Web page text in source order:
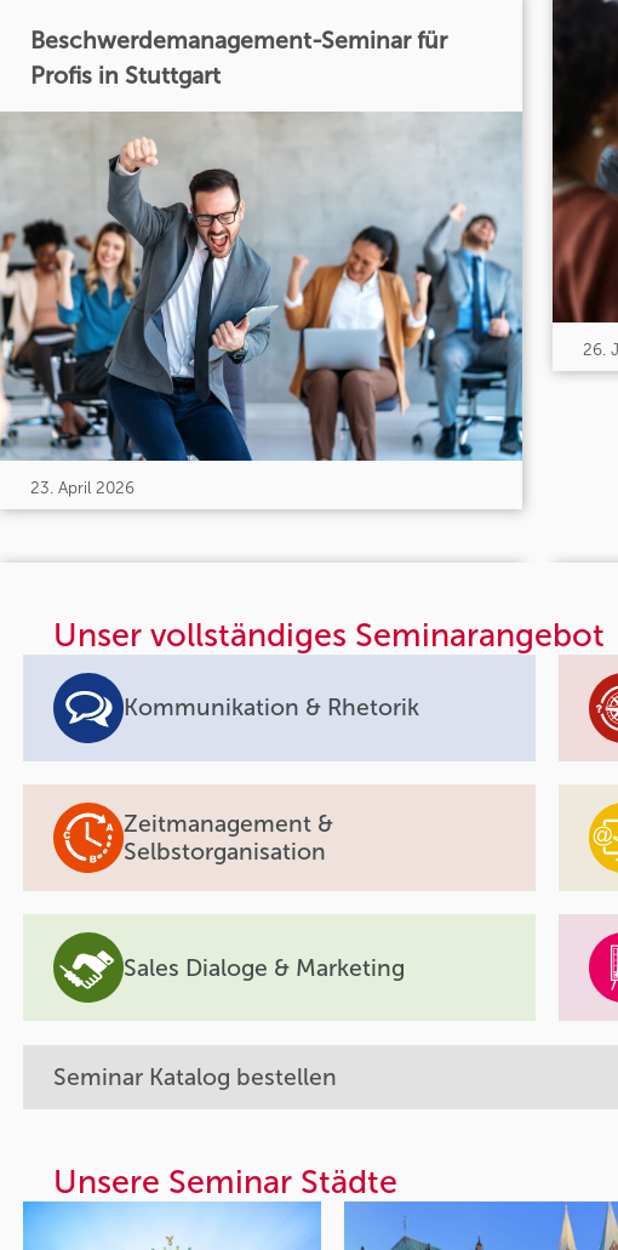
Beschwerdemanagement-Seminar für
Profis in Stuttgart
23. April 2026
26.
Unser vollständiges Seminarangebot
Kommunikation & Rhetorik
Zeitmanagement &
Selbstorganisation
Sales Dialoge & Marketing
Seminar Katalog bestellen
Unsere Seminar Städte